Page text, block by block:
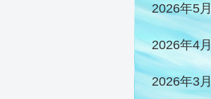
2026年5
2026年4
2026年3